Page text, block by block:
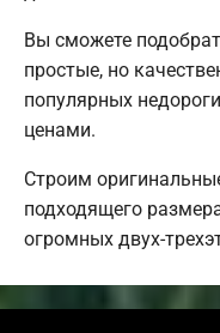
Вы сможете
простые, но
популярных
ценами.
Строим
подходящего
огромных двух-